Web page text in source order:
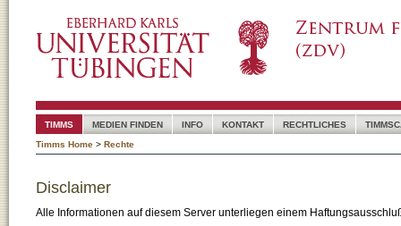
TIMMS MEDIEN FINDEN INFO KONTAKT RECHTLICHES
Timms Home > Rechte
Disclaimer
Alle Informationen auf diesem Server unterliegen einem